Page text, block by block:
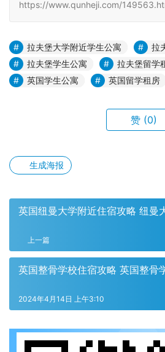
https://www.qunheji.com/
拉夫堡大学附近学生公寓
拉
拉夫堡学生公寓
拉夫堡留学
英国学生公寓
英国留学租房
赞 (0)
生成海报
英国纽曼大学附近住宿攻略 纽曼
上一篇
英国整骨学校住宿攻略 英国整骨
2024年4月14日 上午3:10